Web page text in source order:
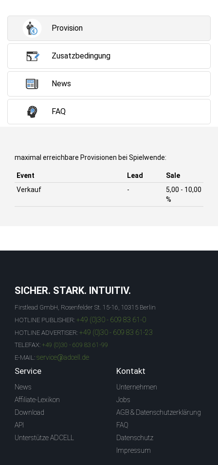
Provision
Zusatzbedingung
News
FAQ
maximal erreichbare Provisionen bei Spielwende:
Event Lead
Sale
Verkauf
-
5,00 - 10,00
%
SICHER. STARK. INTUITIV.
Firstlead GmbH, Rosenfelder St. 15-16, 10315 Berlin
HOTLINE PUBLISHER: +49 (0)30 - 609 83 61-0
HOTLINE ADVERTISER: +49 (0)30 - 609 83 61-23
TELEFAX: +49 (0)30 - 609 83 61-99
E-MAIL: service@adcell.de
Service
News
Affiliate-Lexikon
Download
API
Unterstütze ADCELL
Kontakt
Unternehmen
Jobs
AGB & Datenschutzerklärung
FAQ
Datenschutz
Impressum